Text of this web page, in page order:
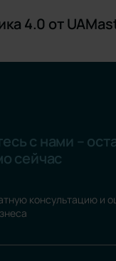
4.0 от
с нами –
сейчас
консультацию и